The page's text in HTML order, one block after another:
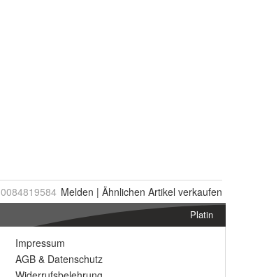
0084819584 Melden | Ähnlichen Artikel verkaufen
Platin
Impressum
AGB & Datenschutz